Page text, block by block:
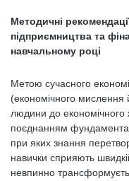
Методичні
підприємництва та
навчальному році
Метою сучасного
(економічного мислення
людини до економічного
поєднанням
при яких знання
навички сприяють
невпинно